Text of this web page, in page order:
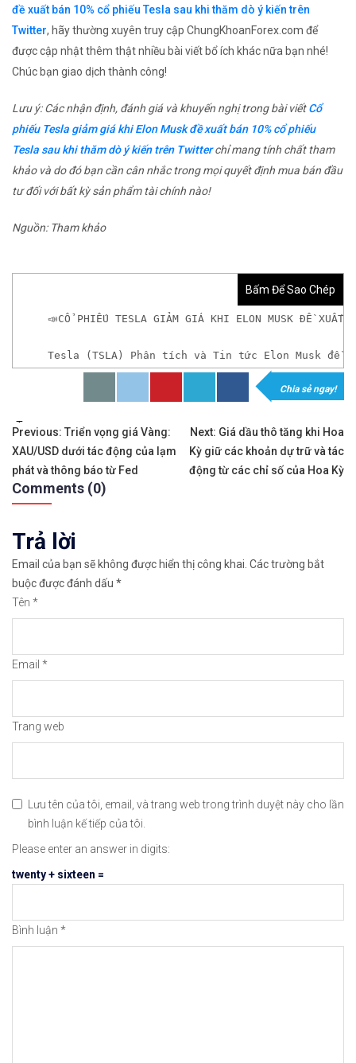
đề xuất bán 10% cổ phiếu Tesla sau khi thăm dò ý kiến ​​trên
Twitter, hãy thường xuyên truy cập ChungKhoanForex.com để
được cập nhật thêm thật nhiều bài viết bổ ích khác nữa bạn nhé!
Chúc bạn giao dịch thành công!
Lưu ý: Các nhận định, đánh giá và khuyến nghị trong bài viếtCổ
phiếu Tesla giảm giá khi Elon Musk đề xuất bán 10% cổ phiếu
Tesla sau khi thăm dò ý kiến ​​trên Twitterchỉ mang tính chất tham
khảo và do đó bạn cần cân nhắc trong mọi quyết định mua bán đầu
tư đối với bất kỳ sản phẩm tài chính nào!
Nguồn: Tham khảo
Bấm Để Sao Chép
📣CỔ PHIẾU TESLA GIẢM GIÁ KHI ELON MUSK ĐỀ XUẤT
Tesla (TSLA) Phân tích và Tin tức Elon Musk
𝘟𝘦𝘮 𝘤𝘩𝘪 𝘵𝘪ế𝘵: https://chungkhoanforex.com/co-
✨🏆Đầ𝐮 𝐭ư 𝐯à 𝐋ướ𝐭 𝐬ó𝐧𝐠 𝐜á𝐜 𝐜ổ 𝐩𝐡𝐢ế𝐮 𝐭𝐫ê𝐧 𝐭𝐡ị 𝐭𝐫ườ𝐧𝐠
✅𝘔ở 𝘵à𝘪 𝘬𝘩𝘰ả𝘯 𝘵𝘳ê𝘯 𝘴à𝘯 𝘌𝘹𝘯𝘦𝘴𝘴 𝘜𝘺 𝘛í𝘯 𝘷à 𝘱𝘩ù
👉Sàn hỗ trợ giao dịch hơn 100+ cổ phiếu nổi
👉Thuộc top 3 sàn nổi tiếng thế giới, được nhiều
👉Xem hướng dẫn đầy đủ tại: https://
👉Xem cách Nạp/Rút tiền từ sàn ICMarkets dễ
👉Xem cách Đặt Lệnh, Đóng Lệnh và CopyTrade
#icmarkets #exness #taichinh #dautu #chungkhoan
Chia sẻ ngay!
Tags:
Điều
hướng
bài
viết
Previous: Triển vọng giá Vàng:
XAU/USD dưới tác động của lạm
phát và thông báo từ Fed
Next: Giá dầu thô tăng khi Hoa
Kỳ giữ các khoản dự trữ và tác
động từ các chỉ số của Hoa Kỳ
Comments (0)
Trả lời
Email của bạn sẽ không được hiển thị công khai. Các trường bắt
buộc được đánh dấu *
Tên *
Email *
Trang web
Lưu tên của tôi, email, và trang web trong trình duyệt này cho lần
bình luận kế tiếp của tôi.
Please enter an answer in digits:
twenty + sixteen =
Bình luận *